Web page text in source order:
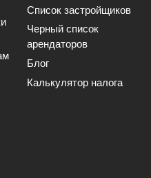
Список застройщиков
Черный список
арендаторов
Блог
Калькулятор налога